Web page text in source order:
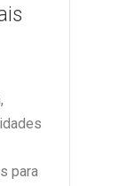
para